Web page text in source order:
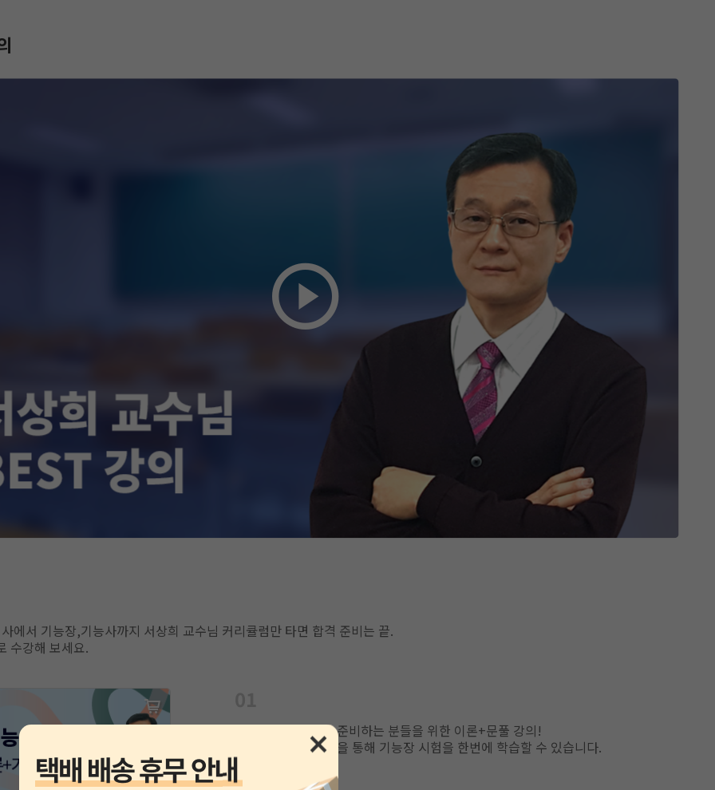
에서 기능장,기능사까지 서상희 교수님 커리큘럼만 타면 합격 준비는 끝.
수강해 보세요.
가스기능사 필기를 준비하는 분들을 위한 이론+문풀 강의!
기본 이론부터 기출을 통해 기능장 시험을 한번에 학습할 수 있습니다.